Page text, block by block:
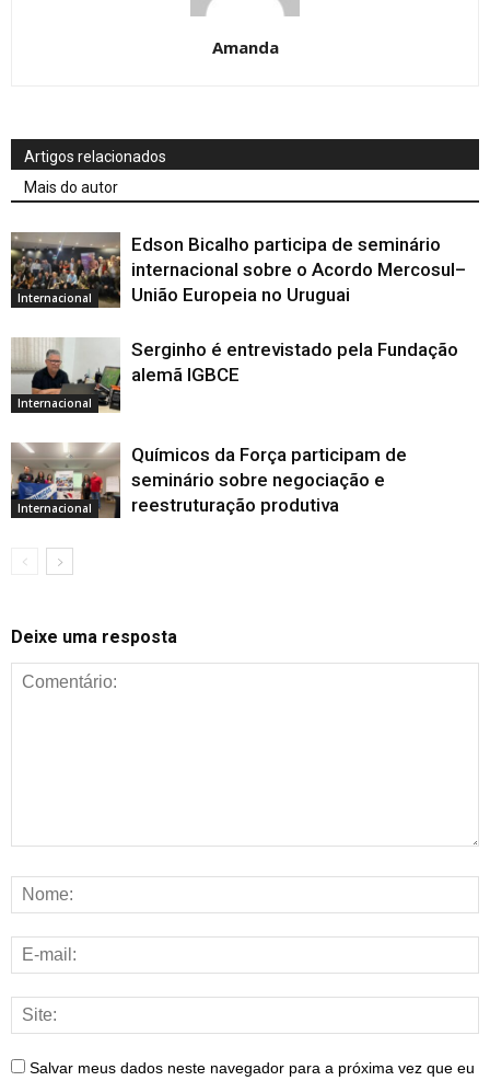
Amanda
Artigos relacionados
Mais do autor
Internacional
Edson Bicalho participa de seminário
internacional sobre o Acordo Mercosul–
União Europeia no Uruguai
Internacional
Serginho é entrevistado pela Fundação
alemã IGBCE
Internacional
Químicos da Força participam de
seminário sobre negociação e
reestruturação produtiva
Deixe uma resposta
Salvar meus dados neste navegador para a próxima vez que eu